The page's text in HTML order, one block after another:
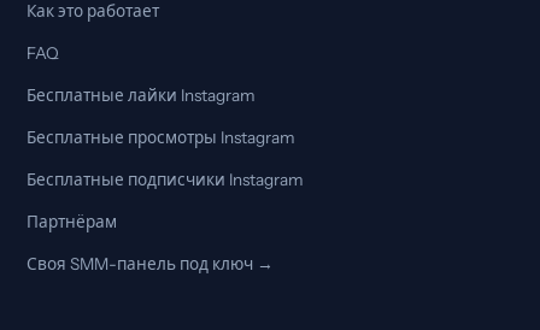
Как это работает
FAQ
Бесплатные лайки Instagram
Бесплатные просмотры Instagram
Бесплатные подписчики Instagram
Партнёрам
Своя SMM-панель под ключ →